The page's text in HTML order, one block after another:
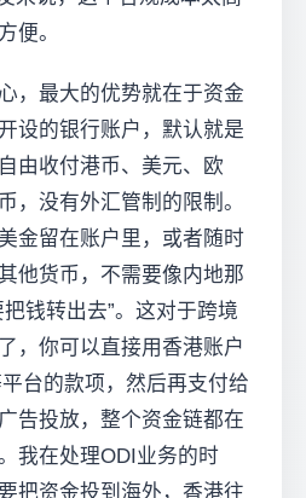
便。
，最大的优势就在于资金
设的银行账户，默认就是
由收付港币、美元、欧
，没有外汇管制的限制。
金留在账户里，或者随时
他货币，不需要像内地那
钱转出去”。这对于跨境
，你可以直接用香港账户
台的款项，然后再支付给
告投放，整个资金链都在
我在处理ODI业务的时
把资金投到海外，香港往